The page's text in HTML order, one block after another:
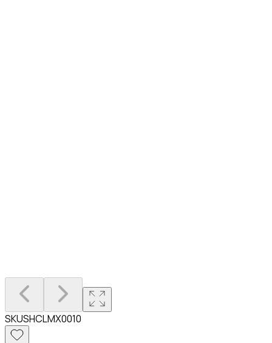
SKUSHCLMX0010